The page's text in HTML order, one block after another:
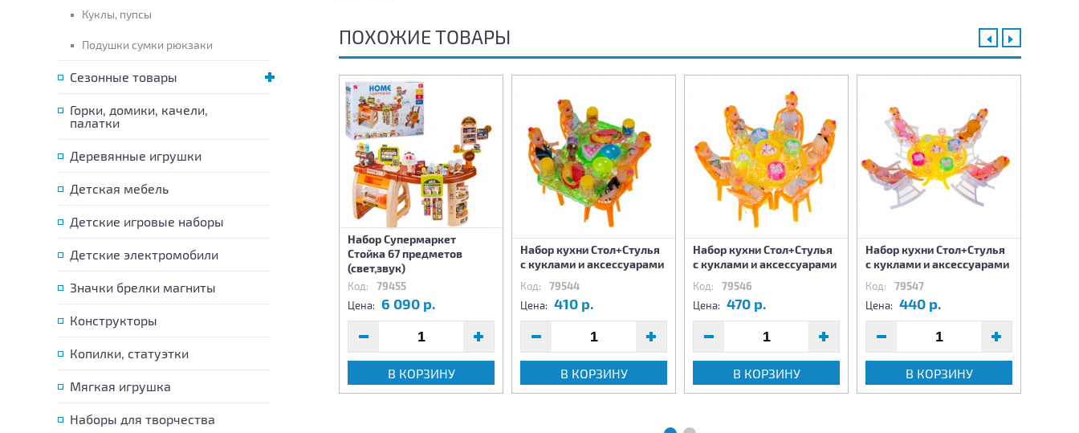
Куклы, пупсы
Подушки сумки рюкзаки
Сезонные товары
Горки, домики, качели,
палатки
Деревянные игрушки
Детская мебель
Детские игровые наборы
Детские электромобили
Значки брелки магниты
Конструкторы
Копилки, статуэтки
Мягкая игрушка
Наборы для творчества
ПОХОЖИЕ ТОВАРЫ
Набор для шитья 5
79684
батарейках с набором
Код: 79777
Набор Супермаркет
Стойка 67 предметов
(свет,звук)
Код: 79455
Цена: 6 090 р.
В КОРЗИНУ
Набор кухни Стол+Стулья
с куклами и аксессуарами
Код: 79544
Цена: 410 р.
В КОРЗИНУ
Набор кухни Стол+Стулья
с куклами и аксессуарами
Код: 79546
Цена: 470 р.
В КОРЗИНУ
Набор кухни Стол+Стулья
с куклами и аксессуарами
Код: 79547
Цена: 440 р.
В КОРЗИНУ